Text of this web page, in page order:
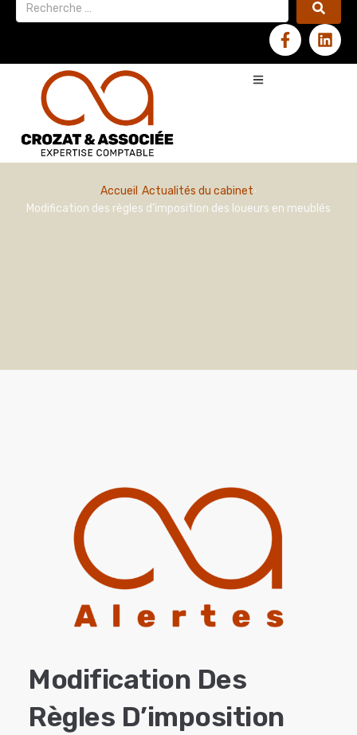
Accueil Actualités du cabinet
Modification des règles d’imposition des loueurs en meublés
Modification Des
Règles D’imposition